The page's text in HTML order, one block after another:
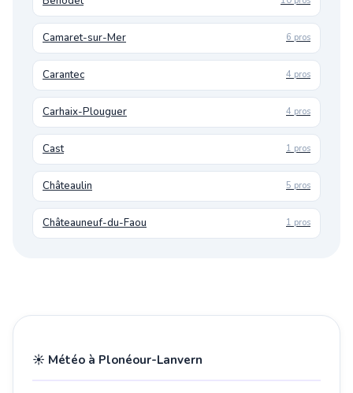
Camaret-sur-Mer 6 pros
Carantec 4 pros
Carhaix-Plouguer 4 pros
Cast 1 pros
Châteaulin 5 pros
Châteauneuf-du-Faou 1 pros
☀️ Météo à Plonéour-Lanvern